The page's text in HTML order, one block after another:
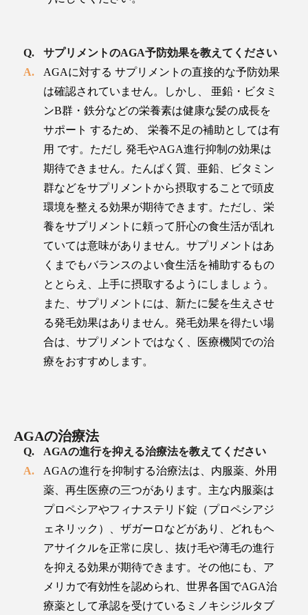
サプリメントのAGA予防効果を教えてください
AGAに対する サプリメントの直接的な予防効果
は確認されていません。しかし、 亜鉛・ビタミ
ンB群・鉄分などの栄養素は健康な髪の成長を
サポート するため、 栄養不足の補助としては有
用 です。ただし 発毛やAGA進行抑制の効果は
期待できません。たんぱく質、亜鉛、ビタミン
群などをサプリメントから摂取することで頭皮
環境を整える効果が期待できます。ただし、栄
養をサプリメントに頼って肝心の食生活が乱れ
ていては意味がありません。サプリメントはあ
くまでもバランスのよい食生活を補助するもの
ととらえ、上手に摂取するようにしましょう。
また、サプリメントには、新たに髪を生えさせ
る発毛効果はありません。発毛効果を得たい場
合は、サプリメントではなく、医療機関での治
療をおすすめします。
AGAの治療法
AGAの進行を抑える治療法を教えてください
AGAの進行を抑制する治療法は、内服薬、外用
薬、再生医療の三つがあります。主な内服薬は
プロペシアやフィナステリド錠（プロペシアジ
ェネリック）​​、ザガーロなどがあり、どれもヘ
アサイクルを正常に戻し、抜け毛や薄毛の進行
を抑える効果が期待できます。その他にも、ア
メリカで有効性を認められ、世界各国でAGA治
療薬​​として承認を受けているミノキシジルタブ